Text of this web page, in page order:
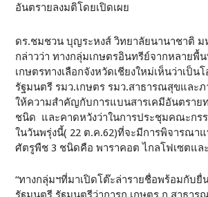
อันตรายลงมติโดยเปิดเผย
ดร.ชมชวน บุญระหงส์ วิทยาลัยนานาชาติ ม
กล่าวว่า ทางกลุ่มเกษตรอินทรีย์จากหลายพื้
เกษตรทางเลือกจังหวัดเชียงใหม่เห็นว่าเป็น
รัฐมนตรี รมว.เกษตร รมว.สาธารณสุขและ
ให้ความสำคัญกับการแบนสารเคมีอันตรายท
ชนิด และคาดหวังว่าในการประชุมคณะกร
ในวันพรุ่งนี้( 22 ต.ค.62)ที่จะมีการพิจารณา
ศัตรูพืช 3 ชนิดคือ พาราคอต ไกลโฟเซตแล
“ทางกลุ่มฯที่มาเปิดโต๊ะล่ารายชื่อพร้อมกับยื่